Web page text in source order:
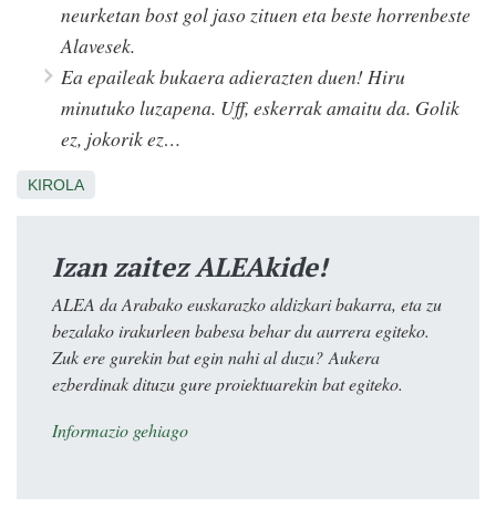
neurketan bost gol jaso zituen eta beste horrenbeste
Alavesek.
Ea epaileak bukaera adierazten duen! Hiru
minutuko luzapena. Uff, eskerrak amaitu da. Golik
ez, jokorik ez…
KIROLA
Izan zaitez ALEAkide!
ALEA da Arabako euskarazko aldizkari bakarra, eta zu
bezalako irakurleen babesa behar du aurrera egiteko.
Zuk ere gurekin bat egin nahi al duzu? Aukera
ezberdinak dituzu gure proiektuarekin bat egiteko.
Informazio gehiago